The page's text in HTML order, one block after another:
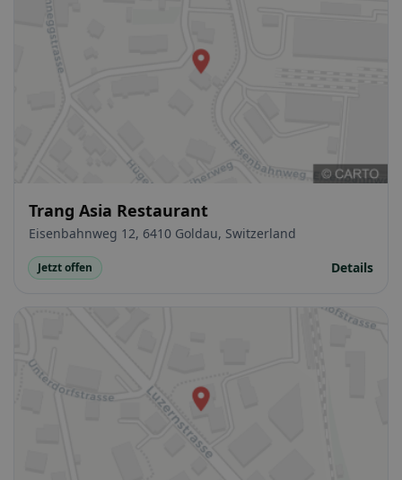
Trang Asia Restaurant
Eisenbahnweg 12, 6410 Goldau, Switzerland
Jetzt offen Details